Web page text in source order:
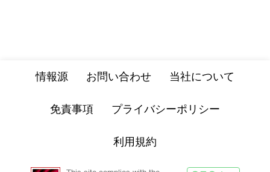
情報源 お問い合わせ 当社について
免責事項 プライバシーポリシー
利用規約